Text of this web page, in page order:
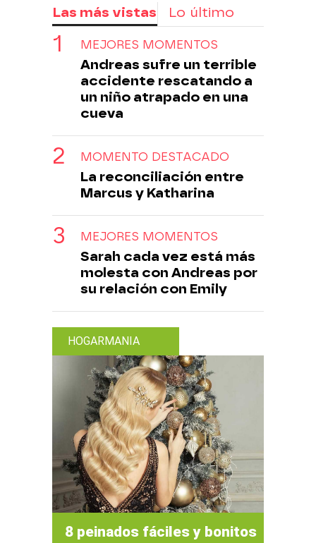
Las más vistas Lo último
MEJORES MOMENTOS
Andreas sufre un terrible
accidente rescatando a
un niño atrapado en una
cueva
MOMENTO DESTACADO
La reconciliación entre
Marcus y Katharina
MEJORES MOMENTOS
Sarah cada vez está más
molesta con Andreas por
su relación con Emily
HOGARMANIA
8 peinados fáciles y bonitos